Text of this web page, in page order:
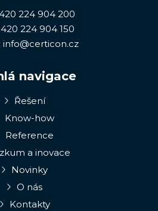
224 904 200
224 904 150
info@certicon.cz
navigace
Řešení
Know-how
Reference
a inovace
Novinky
O nás
Kontakty